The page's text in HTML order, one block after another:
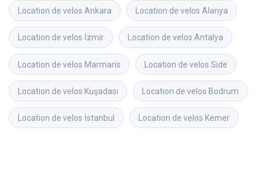
Location de velos Ankara Location de velos Alanya
Location de velos İzmir Location de velos Antalya
Location de velos Marmaris Location de velos Side
Location de velos Kuşadası Location de velos Bodrum
Location de velos İstanbul Location de velos Kemer